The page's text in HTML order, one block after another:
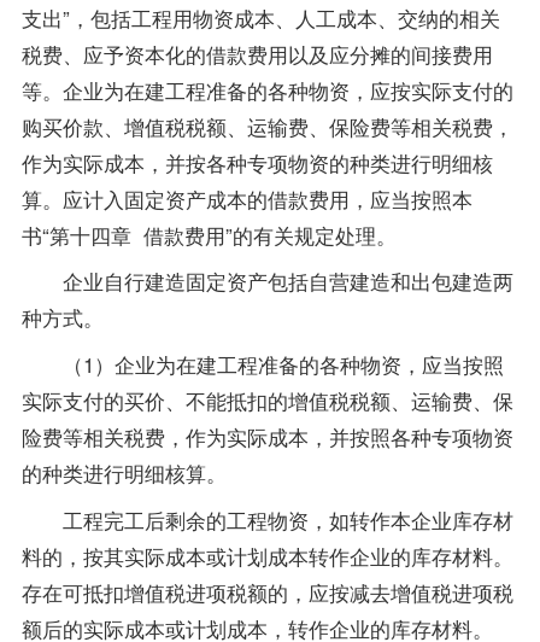
支出”，包括工程用物资成本、人工成本、交纳的相关
税费、应予资本化的借款费用以及应分摊的间接费用
等。企业为在建工程准备的各种物资，应按实际支付的
购买价款、增值税税额、运输费、保险费等相关税费，
作为实际成本，并按各种专项物资的种类进行明细核
算。应计入固定资产成本的借款费用，应当按照本
书“第十四章 借款费用”的有关规定处理。
企业自行建造固定资产包括自营建造和出包建造两
种方式。
（1）企业为在建工程准备的各种物资，应当按照
实际支付的买价、不能抵扣的增值税税额、运输费、保
险费等相关税费，作为实际成本，并按照各种专项物资
的种类进行明细核算。
工程完工后剩余的工程物资，如转作本企业库存材
料的，按其实际成本或计划成本转作企业的库存材料。
存在可抵扣增值税进项税额的，应按减去增值税进项税
额后的实际成本或计划成本，转作企业的库存材料。